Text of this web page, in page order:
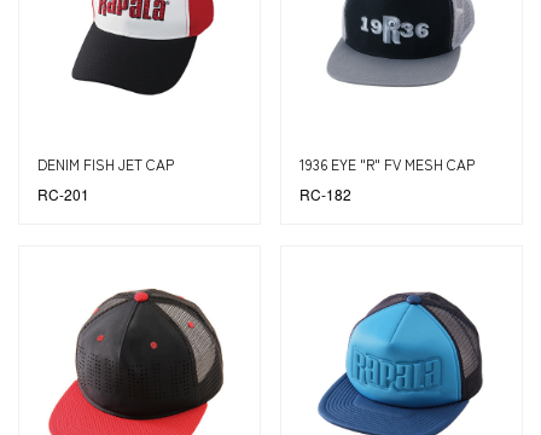
DENIM FISH JET CAP
RC-201
1936 EYE "R" FV MESH CAP
RC-182